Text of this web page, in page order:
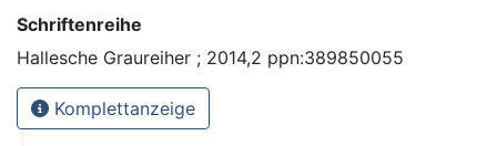
Schriftenreihe
Hallesche Graureiher ; 2014,2 ppn:389850055
Komplettanzeige